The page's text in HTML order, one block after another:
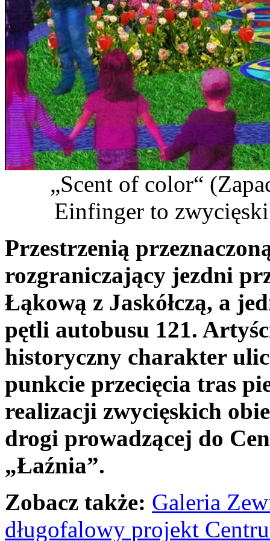
„Scent of color“
Einfinger to
Przestrzenią
rozgraniczający jezdni
Łąkową z Jaskółczą, a
pętli autobusu 121.
historyczny charakter
punkcie przecięcia tras
realizacji zwycięskich
drogi prowadzącej do
„Łaźnia”.
Zobacz także: Galeria
długofalowy projekt